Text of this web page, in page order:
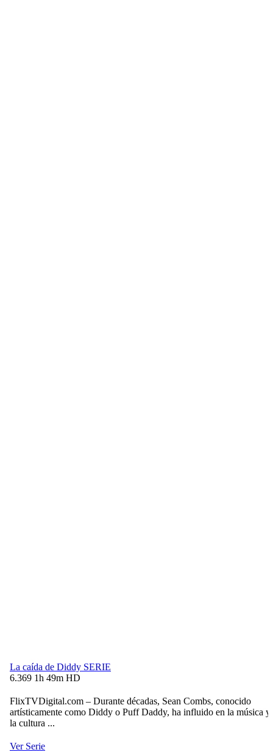
La caída de Diddy SERIE
6.369 1h 49m HD
FlixTVDigital.com – Durante décadas, Sean Combs, conocido
artísticamente como Diddy o Puff Daddy, ha influido en la música y
la cultura ...
Ver Serie